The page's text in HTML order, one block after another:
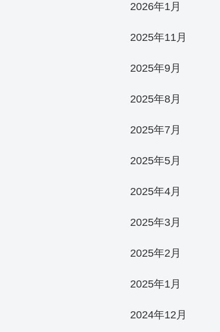
2026年1月
2025年11月
2025年9月
2025年8月
2025年7月
2025年5月
2025年4月
2025年3月
2025年2月
2025年1月
2024年12月